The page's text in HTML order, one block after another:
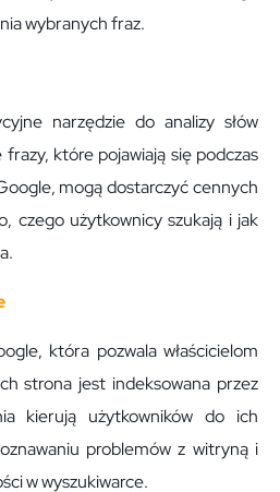
wybranych fraz.
narzędzie do analizy słów
które pojawiają się podczas
mogą dostarczyć cennych
czego użytkownicy szukają i jak
która pozwala właścicielom
strona jest indeksowana przez
kierują użytkowników do ich
problemów z witryną i
w wyszukiwarce.